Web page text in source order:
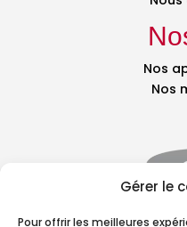
Gérer le
Pour offrir les meilleures
Nos
Nos